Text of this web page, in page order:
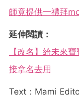
師竟提供一禮拜
延伸閱讀：
【改名】給未來
接拿名去用
Text：Mami